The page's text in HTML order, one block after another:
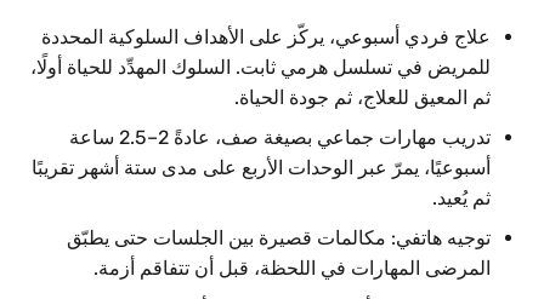
علاج فردي أسبوعي، يركّز على الأهداف السلوكية المحددة
للمريض في تسلسل هرمي ثابت. السلوك المهدِّد للحياة أولًا،
ثم المعيق للعلاج، ثم جودة الحياة.
تدريب مهارات جماعي بصيغة صف، عادةً 2–2.5 ساعة
أسبوعيًا، يمرّ عبر الوحدات الأربع على مدى ستة أشهر تقريبًا
ثم يُعيد.
توجيه هاتفي: مكالمات قصيرة بين الجلسات حتى يطبّق
المرضى المهارات في اللحظة، قبل أن تتفاقم أزمة.